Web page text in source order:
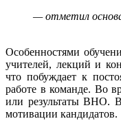
— отметил
Особенностями
учителей, лекций и
что побуждает к
работе в команде. Во
или результаты ВНО.
мотивации кандидатов.